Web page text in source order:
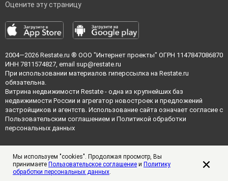
Оцените эту страницу
2004—2026 Restate.ru ® ООО "Интернет проекты" ОГРН 1147847086870
ИНН 7811574827, email sup@restate.ru
При использовании материалов гиперссылка на Restate.ru
обязательна.
Витрина недвижимости Restate - одна из крупнейших баз
недвижимости России и агрегатор новостроек и предложений
застройщиков и агентств. Использование сайта означает согласие с
Пользовательским соглашением и Политикой обработки
персональных данных
Мы используем "cookies". Продолжая просмотр, Вы
принимаете Пользовательское соглашение и Политику
обработки персональных данных.